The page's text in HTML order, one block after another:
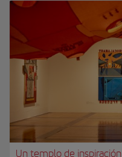
Un templo de inspiración